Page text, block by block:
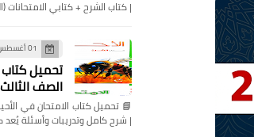
| كتاب الشرح + كتابي الامتحانات
01 أغسطس 2025
تحميل كتاب
الصف الثالث
| شرح كامل وتدريبات وأسئلة يُعد